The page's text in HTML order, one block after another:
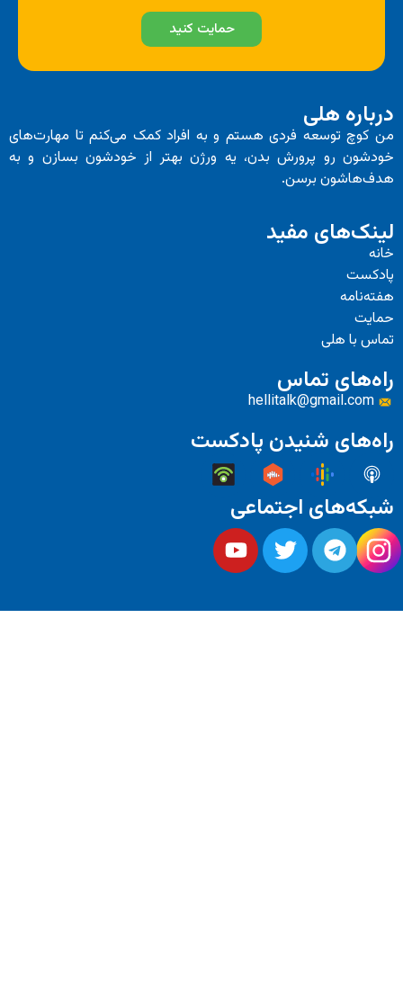
فردی هستم و به افراد کمک می‌کنم تا مهارت‌های
بدن، یه ورژن بهتر از خودشون بسازن و به
برسن.
مفید
پادکست
اجتماعی